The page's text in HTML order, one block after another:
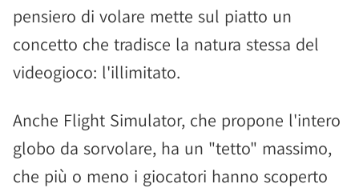
pensiero di volare mette sul piatto un
concetto che tradisce la natura stessa del
videogioco: l'illimitato.
Anche Flight Simulator, che propone l'intero
globo da sorvolare, ha un "tetto" massimo,
che più o meno i giocatori hanno scoperto